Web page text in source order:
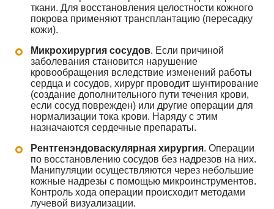
ткани. Для восстановления целостности кожного
покрова применяют трансплантацию (пересадку
кожи).
Микрохирургия сосудов. Если причиной
заболевания становится нарушение
кровообращения вследствие изменений работы
сердца и сосудов, хирург проводит шунтирование
(создание дополнительного пути течения крови,
если сосуд поврежден) или другие операции для
нормализации тока крови. Наряду с этим
назначаются сердечные препараты.
Рентгенэндоваскулярная хирургия. Операции
по восстановлению сосудов без надрезов на них.
Манипуляции осуществляются через небольшие
кожные надрезы с помощью микроинструментов.
Контроль хода операции происходит методами
лучевой визуализации.